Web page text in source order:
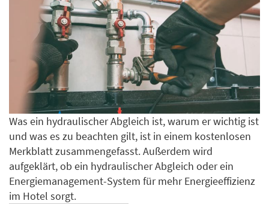
Was ein hydraulischer Abgleich ist, warum er wichtig ist
und was es zu beachten gilt, ist in einem kostenlosen
Merkblatt zusammengefasst. Außerdem wird
aufgeklärt, ob ein hydraulischer Abgleich oder ein
Energiemanagement-System für mehr Energieeffizienz
im Hotel sorgt.